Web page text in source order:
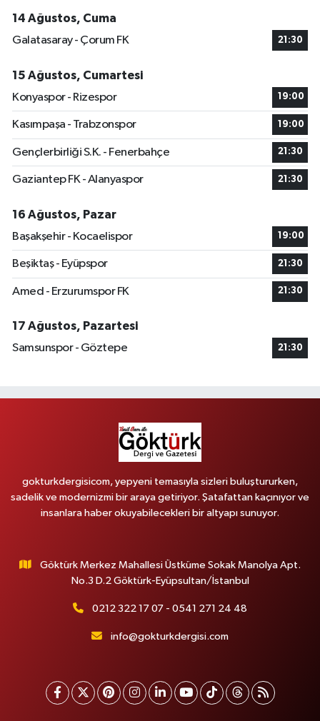
14 Ağustos, Cuma
Galatasaray - Çorum FK
21:30
15 Ağustos, Cumartesi
Konyaspor - Rizespor
19:00
Kasımpaşa - Trabzonspor 19:00
Gençlerbirliği S.K. - Fenerbahçe 21:30
Gaziantep FK - Alanyaspor 21:30
16 Ağustos, Pazar
Başakşehir - Kocaelispor
19:00
Beşiktaş - Eyüpspor 21:30
Amed - Erzurumspor FK 21:30
17 Ağustos, Pazartesi
Samsunspor - Göztepe
21:30
gokturkdergisicom, yepyeni temasıyla sizleri buluştururken,
sadelik ve modernizmi bir araya getiriyor. Şatafattan kaçınıyor ve
insanlara haber okuyabilecekleri bir altyapı sunuyor.
Göktürk Merkez Mahallesi Üstküme Sokak Manolya Apt.
No.3 D.2 Göktürk-Eyüpsultan/İstanbul
0212 322 17 07 - 0541 271 24 48
info@gokturkdergisi.com